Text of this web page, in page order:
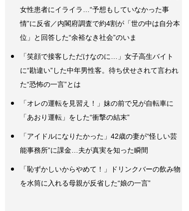
女性患者にイライラ…“予想もしていなかった事
情”に反省／内閣府調査で約4割が「世の中は自分本
位」と回答した“余裕なき社会”のいま
「笑顔で接客しただけなのに…」女子高生バイト
に“勘違い”した中年男性客。待ち伏せされて言われ
た“恐怖の一言”とは
「オレの運転を見習え！」妹の前で兄が自転車に
「あおり運転」をした“衝撃の結末”
「アイドルになりたかった」42歳の妻が“怪しい芸
能事務所”に課金…夫が真実を知った瞬間
「恥ずかしいからやめて！」ドリンクバーの飲み物
を水筒に入れる母親が反省した“娘の一言”